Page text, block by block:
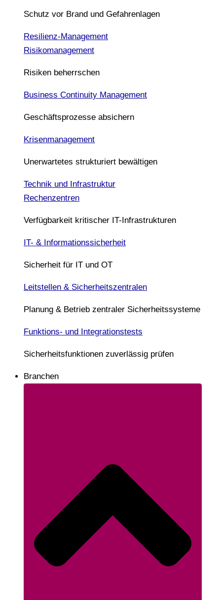
Schutz vor Brand und Gefahrenlagen
Resilienz-Management
Risikomanagement
Risiken beherrschen
Business Continuity Management
Geschäftsprozesse absichern
Krisenmanagement
Unerwartetes strukturiert bewältigen
Technik und Infrastruktur
Rechenzentren
Verfügbarkeit kritischer IT-Infrastrukturen
IT- & Informationssicherheit
Sicherheit für IT und OT
Leitstellen & Sicherheitszentralen
Planung & Betrieb zentraler Sicherheitssysteme
Funktions- und Integrationstests
Sicherheitsfunktionen zuverlässig prüfen
Branchen